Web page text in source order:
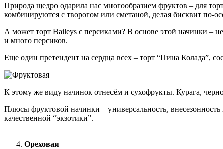
Природа щедро одарила нас многообразием фруктов – для
комбинируются с творогом или сметаной, делая бисквит
А может торт Baileys с персиками? В основе этой начинки –
и много персиков.
Еще один претендент на сердца всех – торт “Пина Колада”,
К этому же виду начинок отнесём и сухофрукты. Курага,
Плюсы фруктовой начинки – универсальность,
качественной “экзотики”.
Ореховая